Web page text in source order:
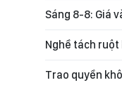
Sáng 8-8: Giá
Nghề tách ruột
Trao quyền